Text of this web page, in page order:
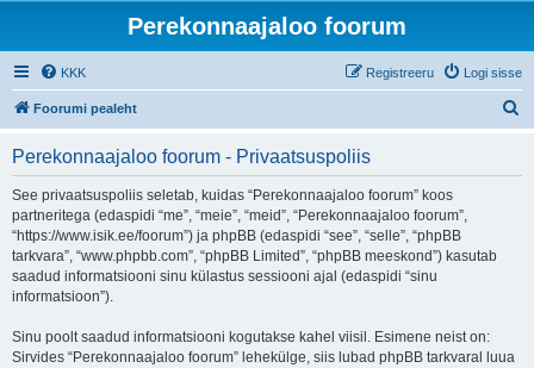
Perekonnaajaloo foorum
KKK Logi sisse
Registreeru
Foorumi pealeht
Perekonnaajaloo foorum - Privaatsuspoliis
See privaatsuspoliis seletab, kuidas “Perekonnaajaloo foorum” koos
partneritega (edaspidi “me”, “meie”, “meid”, “Perekonnaajaloo foorum”,
“https://www.isik.ee/foorum”) ja phpBB (edaspidi “see”, “selle”, “phpBB
tarkvara”, “www.phpbb.com”, “phpBB Limited”, “phpBB meeskond”) kasutab
saadud informatsiooni sinu külastus sessiooni ajal (edaspidi “sinu
informatsioon”).
Sinu poolt saadud informatsiooni kogutakse kahel viisil. Esimene neist on:
Sirvides “Perekonnaajaloo foorum” lehekülge, siis lubad phpBB tarkvaral luua